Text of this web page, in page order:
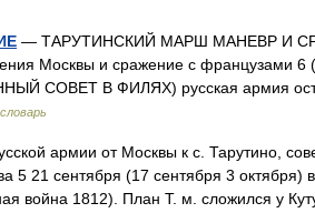
— ТАРУТИНСКИЙ МАРШ МАНЕВР И
Москвы и сражение с французами 6
СОВЕТ В ФИЛЯХ) русская армия
армии от Москвы к с. Тарутино,
21 сентября (17 сентября 3 октября)
война 1812). План Т. м. сложился у